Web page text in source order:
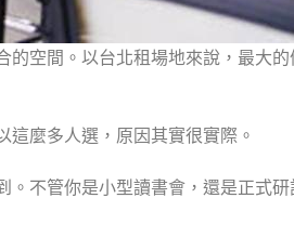
空間。以台北租場地來說，最大
麼多人選，原因其實很實際。
不管你是小型讀書會，還是正式